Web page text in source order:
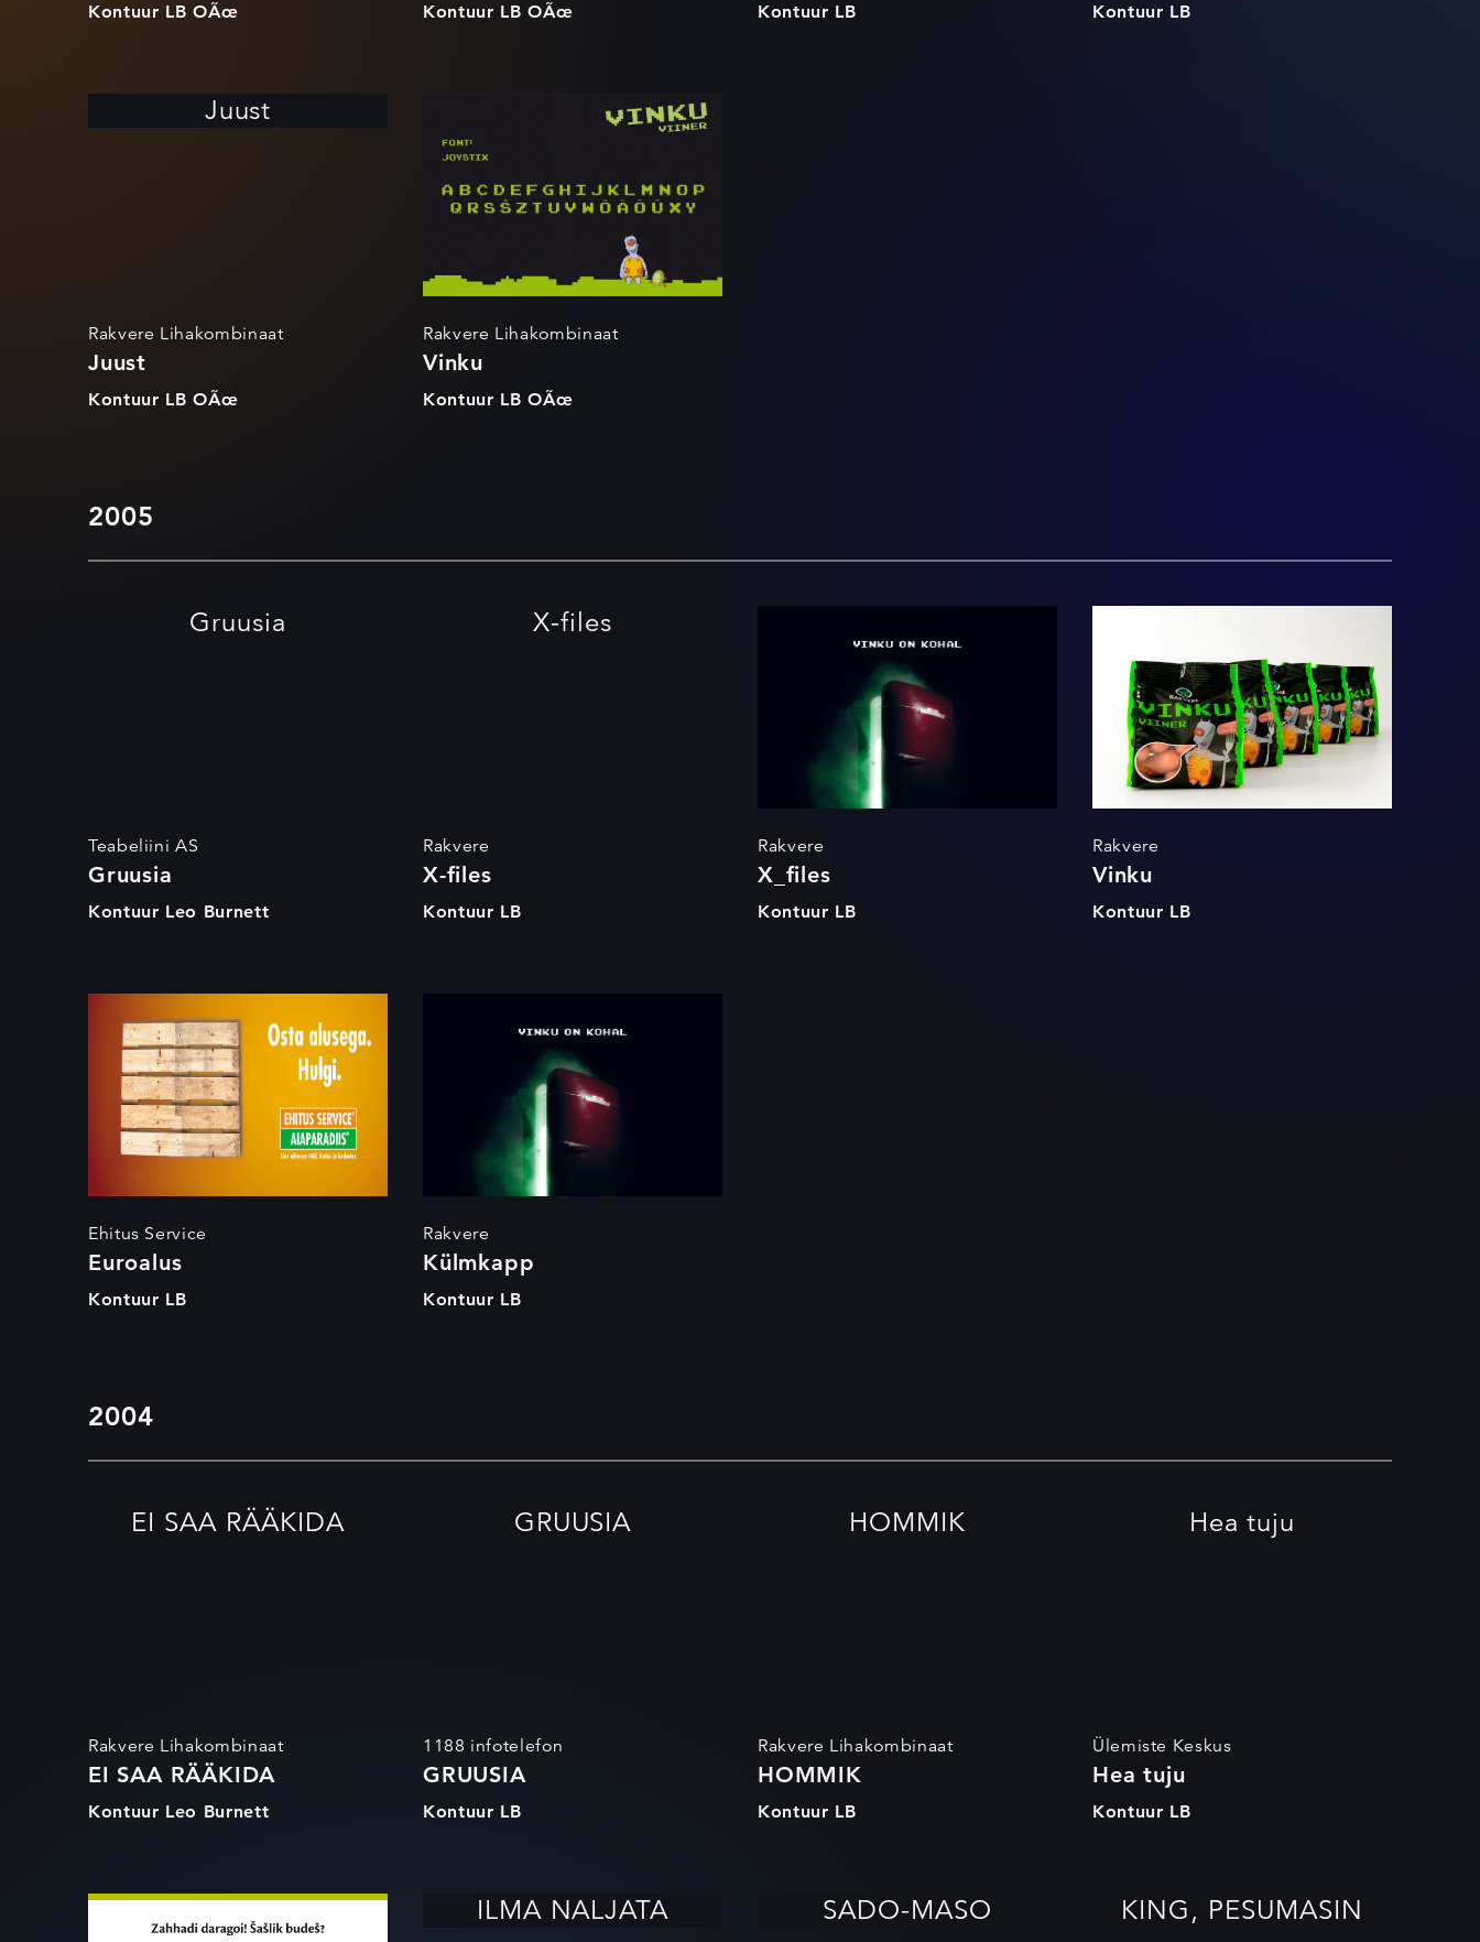
Kontuur LB OÃœ Kontuur LB OÃœ Kontuur LB Kontuur LB
Juust
Rakvere Lihakombinaat
Juust
Kontuur LB OÃœ
Vinku
Rakvere Lihakombinaat
Vinku
Kontuur LB OÃœ
2005
Gruusia
Teabeliini AS
Gruusia
Kontuur Leo Burnett
X-files
Rakvere
X-files
Kontuur LB
Rakvere
X_files
Kontuur LB
Rakvere
Vinku
Kontuur LB
Euroalus
Ehitus Service
Euroalus
Kontuur LB
Rakvere
Külmkapp
Kontuur LB
2004
EI SAA RÄÄKIDA
Rakvere Lihakombinaat
EI SAA RÄÄKIDA
Kontuur Leo Burnett
GRUUSIA
1188 infotelefon
GRUUSIA
Kontuur LB
HOMMIK
Rakvere Lihakombinaat
HOMMIK
Kontuur LB
Hea tuju
Ülemiste Keskus
Hea tuju
Kontuur LB
GRILLID ILMA NALJATA SADO-MASO KING, PESUMASIN